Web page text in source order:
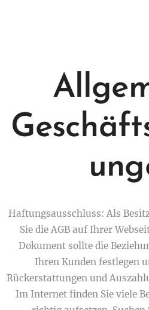
Haftungsausschluss: Als
Sie die AGB auf Ihrer
Dokument sollte die
Ihren Kunden festlegen
Rückerstattungen und
Im Internet finden Sie viele